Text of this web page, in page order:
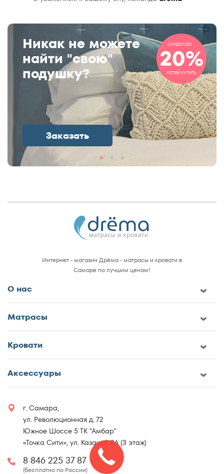
Никак не можете
найти "свою"
подушку?
Заказать
СКИДКИ ДО
20%
УСПЕЙ КУПИТЬ
Интернет - магазин Дрёма - матрасы и кровати в
Самаре по лучшим ценам!
О нас
Матрасы
Кровати
Аксессуары
г. Самара,
ул. Революционная д. 72
Южное Шоссе 5 ТК "Амбар"
«Точка Сити», ул. Казачья, 36 (3 этаж)
8 846 225 37 87
(бесплатно по России)